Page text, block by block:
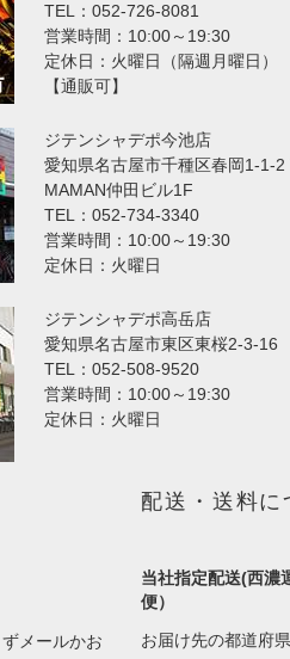
TEL：052-726-8081
営業時間：10:00～19:30
定休日：火曜日（隔週月曜日）
【通販可】
ジテンシャデポ今池店
愛知県名古屋市千種区春岡1-1-2
MAMAN仲田ビル1F
TEL：052-734-3340
営業時間：10:00～19:30
定休日：火曜日
ジテンシャデポ高岳店
愛知県名古屋市東区東桜2-3-16
TEL：052-508-9520
営業時間：10:00～19:30
定休日：火曜日
メールかお
配送・送料に
当社指定配送(西濃
便）
お届け先の都道府